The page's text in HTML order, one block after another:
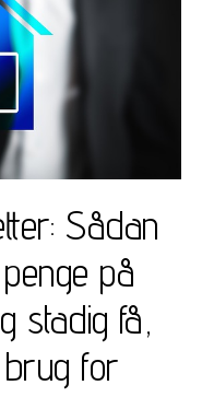
Sådan
på
stadig få,
for